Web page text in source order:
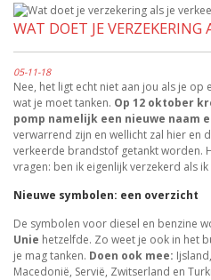
WAT DOET JE VERZEKERING
05-11-18
Nee, het ligt echt niet aan jou als je
wat je moet tanken. Op 12 oktober
pomp namelijk een nieuwe naam
verwarrend zijn en wellicht zal hier en
verkeerde brandstof getankt worden.
vragen: ben ik eigenlijk verzekerd als
Nieuwe symbolen: een overzicht
De symbolen voor diesel en benzine
Unie hetzelfde. Zo weet je ook in het
je mag tanken. Doen ook mee:
Macedonië, Servië, Zwitserland en